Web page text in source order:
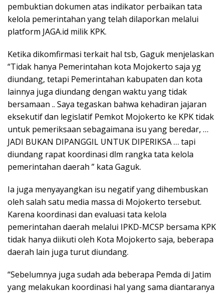
pembuktian dokumen atas indikator perbaikan tata
kelola pemerintahan yang telah dilaporkan melalui
platform JAGA.id milik KPK.
Ketika dikomfirmasi terkait hal tsb, Gaguk menjelaskan
“Tidak hanya Pemerintahan kota Mojokerto saja yg
diundang, tetapi Pemerintahan kabupaten dan kota
lainnya juga diundang dengan waktu yang tidak
bersamaan .. Saya tegaskan bahwa kehadiran jajaran
eksekutif dan legislatif Pemkot Mojokerto ke KPK tidak
untuk pemeriksaan sebagaimana isu yang beredar, …
JADI BUKAN DIPANGGIL UNTUK DIPERIKSA … tapi
diundang rapat koordinasi dlm rangka tata kelola
pemerintahan daerah ” kata Gaguk.
Ia juga menyayangkan isu negatif yang dihembuskan
oleh salah satu media massa di Mojokerto tersebut.
Karena koordinasi dan evaluasi tata kelola
pemerintahan daerah melalui IPKD-MCSP bersama KPK
tidak hanya diikuti oleh Kota Mojokerto saja, beberapa
daerah lain juga turut diundang.
“Sebelumnya juga sudah ada beberapa Pemda di Jatim
yang melakukan koordinasi hal yang sama diantaranya